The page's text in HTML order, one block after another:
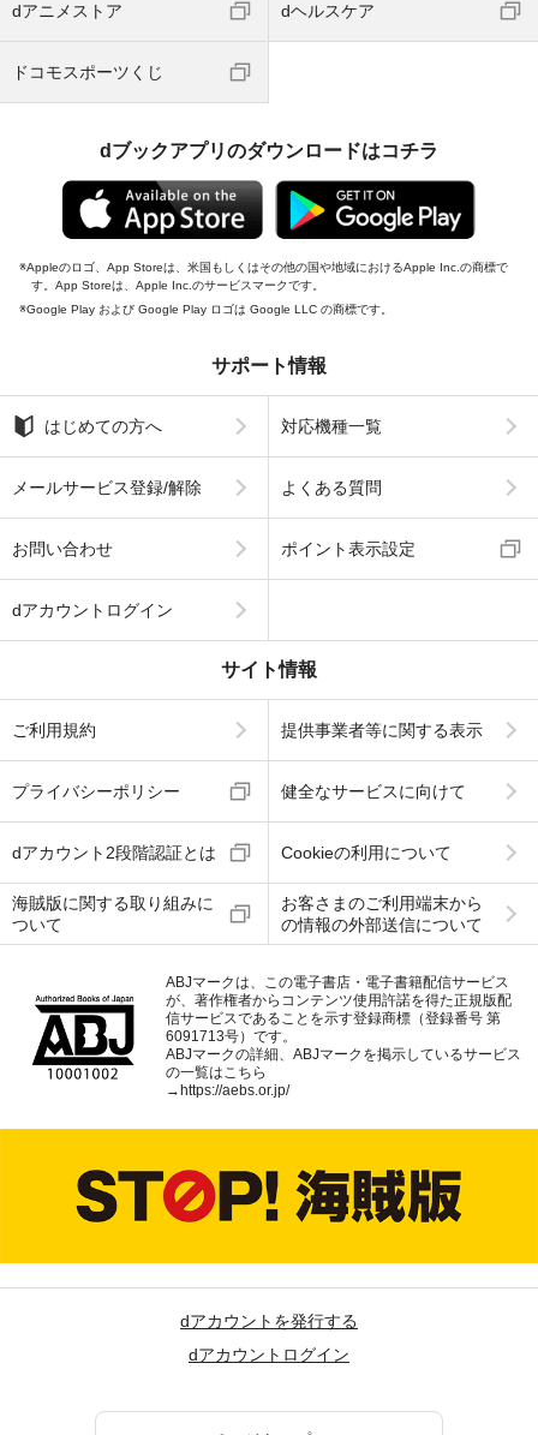
dアニメストア dヘルスケア
ドコモスポーツくじ
dブックアプリのダウンロードはコチラ
Appleのロゴ、App Storeは、米国もしくはその他の国や地域におけるApple Inc.の商標で
す。App Storeは、Apple Inc.のサービスマークです。
Google Play および Google Play ロゴは Google LLC の商標です。
サポート情報
はじめての方へ 対応機種一覧
メールサービス登録/解除 よくある質問
お問い合わせ ポイント表示設定
dアカウントログイン
サイト情報
ご利用規約 提供事業者等に関する表示
プライバシーポリシー 健全なサービスに向けて
dアカウント2段階認証とは Cookieの利用について
海賊版に関する取り組みに
ついて
お客さまのご利用端末から
の情報の外部送信について
ABJマークは、この電子書店・電子書籍配信サービス
が、著作権者からコンテンツ使用許諾を得た正規版配
信サービスであることを示す登録商標（登録番号 第
6091713号）です。
ABJマークの詳細、ABJマークを掲示しているサービス
の一覧はこちら
→ https://aebs.or.jp/
dアカウントを発行する
dアカウントログイン